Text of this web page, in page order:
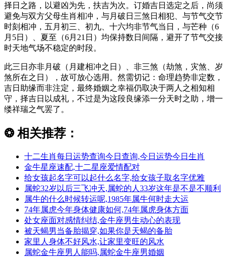
择日之路，以避凶为先，扶吉为次。订婚吉日选定之后，尚须
避免与双方父母生肖相冲，与月破日三煞日相犯、与节气交节
时刻相冲，五月初三、初九、十六均非节气当日，与芒种（6
月5日）、夏至（6月21日）均保持数日间隔，避开了节气交接
时天地气场不稳定的时段。
此三日亦非月破（月建相冲之日）、非三煞（劫煞，灾煞、岁
煞所在之日），故可放心选用。然需切记：命理趋势非定数，
吉日助缘而非注定，最终婚姻之幸福仍取决于两人之相知相
守，择吉日以成礼，不过是为这段良缘添一分天时之助，增一
缕祥瑞之气罢了。
❂ 相关推荐：
十二生肖每日运势查询今日查询,今日运势今日生肖
金牛星座速配,十二星座爱情配对
给女孩起名字可以起什么名字,给女孩子取名字优雅
属蛇32岁以后三飞冲天,属蛇的人33岁这年是不是不顺利
属牛的什么时候转运呢,1985年属牛何时走大运
74年属虎今年身体健康如何,74年属虎身体方面
处女座面对感情纠结,金牛座男生动心的表现
被天蝎男当备胎揭穿,如果你是天蝎的备胎
家里人身体不好风水,让家里变旺的风水
属蛇金牛座男人能吗,属蛇金牛座男婚姻